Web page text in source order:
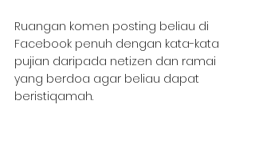
Ruangan komen posting beliau di
Facebook penuh dengan kata-kata
pujian daripada netizen dan ramai
yang berdoa agar beliau dapat
beristiqamah.